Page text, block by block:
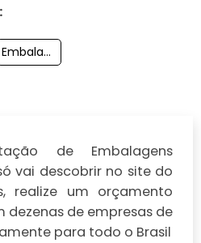
Embalagens Pet
de Embalagens
vai descobrir no site do
realize um orçamento
de empresas de
para todo o Brasil